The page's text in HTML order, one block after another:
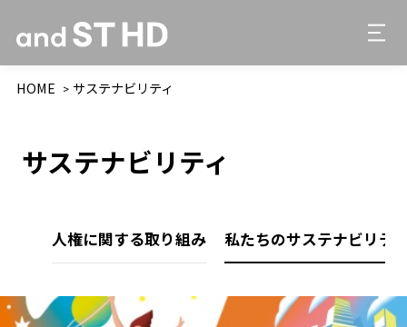
HOME サステナビリティ
サステナビリティ
私たちのサステナビリテ
人権に関する取り組み